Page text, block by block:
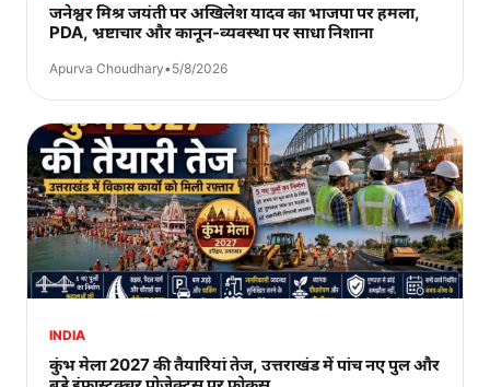
जनेश्वर मिश्र जयंती पर अखिलेश यादव का भाजपा पर हमला,
PDA, भ्रष्टाचार और कानून-व्यवस्था पर साधा निशाना
Apurva Choudhary•5/8/2026
INDIA
कुंभ मेला 2027 की तैयारियां तेज, उत्तराखंड में पांच नए पुल और